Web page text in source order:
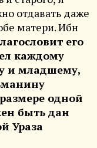
отдавать даже
матери. Ибн
его
каждому
и младшему,
одной
быть дан
Ураза